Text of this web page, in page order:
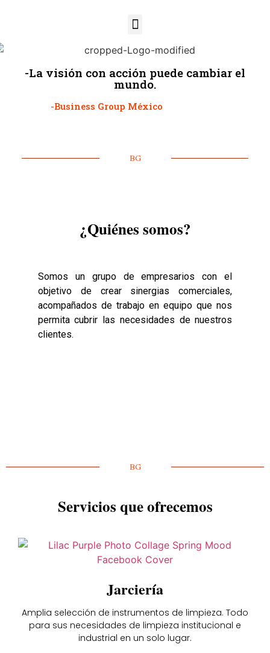
-La visión con acción puede cambiar el
mundo.
-Business Group México
BG
¿Quiénes somos?
Somos un grupo de empresarios con el
objetivo de crear sinergias comerciales,
acompañados de trabajo en equipo que nos
permita cubrir las necesidades de nuestros
clientes.
BG
Servicios que ofrecemos
Jarciería
Amplia selección de instrumentos de limpieza. Todo
para sus necesidades de limpieza institucional e
industrial en un solo lugar.